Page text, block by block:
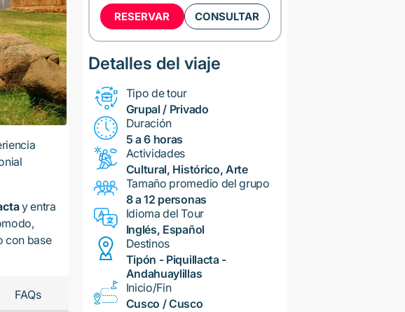
y entra
con base
FAQs
RESERVAR CONSULTAR
Detalles del viaje
Tipo de tour
Grupal / Privado
Duración
5 a 6 horas
Actividades
Cultural, Histórico, Arte
Tamaño promedio del grupo
8 a 12 personas
Idioma del Tour
Inglés, Español
Destinos
Tipón - Piquillacta -
Andahuaylillas
Inicio/Fin
Cusco / Cusco